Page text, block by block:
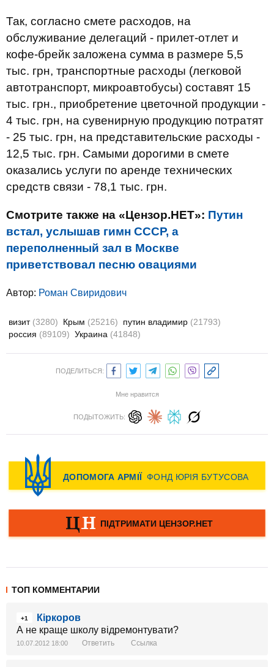
Так, согласно смете расходов, на
обслуживание делегаций - прилет-отлет и
кофе-брейк заложена сумма в размере 5,5
тыс. грн, транспортные расходы (легковой
автотранспорт, микроавтобусы) составят 15
тыс. грн., приобретение цветочной продукции -
4 тыс. грн, на сувенирную продукцию потратят
- 25 тыс. грн, на представительские расходы -
12,5 тыс. грн. Самыми дорогими в смете
оказались услуги по аренде технических
средств связи - 78,1 тыс. грн.
Смотрите также на «Цензор.НЕТ»: Путин
встал, услышав гимн СССР, а
переполненный зал в Москве
приветствовал песню овациями
Автор: Роман Свиридович
визит (3280) Крым (25216) путин владимир (21793)
россия (89109) Украина (41848)
ПОДЕЛИТЬСЯ:
Мне нравится
ПОДЫТОЖИТЬ:
ТОП КОММЕНТАРИИ
+1
Кіркоров
А не краще школу відремонтувати?
10.07.2012 18:00 Ответить Ссылка